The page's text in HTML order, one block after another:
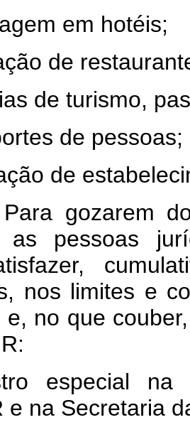
em hotéis;
de
de turismo,
de pessoas;
de
gozarem
as pessoas
nos limites e
no que
especial na
e na Secretaria